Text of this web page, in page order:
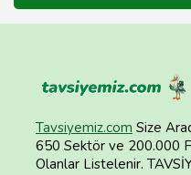
Tavsiyemiz.com Size
650 Sektör ve 200.000
Olanlar Listelenir.